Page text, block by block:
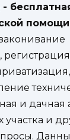
-
и дачная
и